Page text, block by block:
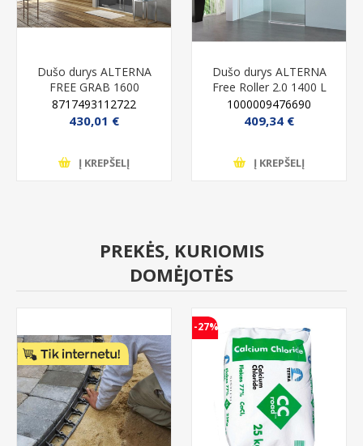
Dušo durys ALTERNA
FREE GRAB 1600
chrome (G-4)
8717493112722
430,01 €
Į KREPŠELĮ
Dušo durys ALTERNA
Free Roller 2.0 1400 L
1000009476690
409,34 €
Į KREPŠELĮ
PREKĖS, KURIOMIS
DOMĖJOTĖS
-27%